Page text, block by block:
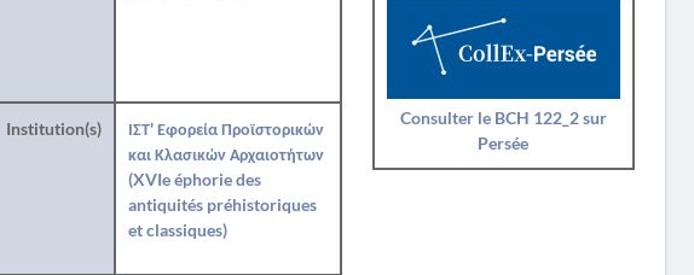
Institution(s)
ΙΣΤ' Εφορεία Προϊστορικών
και Κλασικών Αρχαιοτήτων
(XVIe éphorie des
antiquités préhistoriques
et classiques)
Consulter le BCH 122_2 sur
Persée